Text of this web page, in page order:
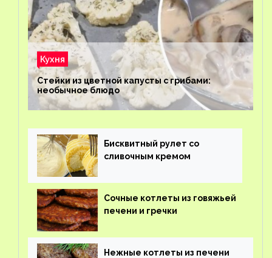
Кухня
Стейки из цветной капусты с грибами:
необычное блюдо
Бисквитный рулет со
сливочным кремом
Сочные котлеты из говяжьей
печени и гречки
Нежные котлеты из печени